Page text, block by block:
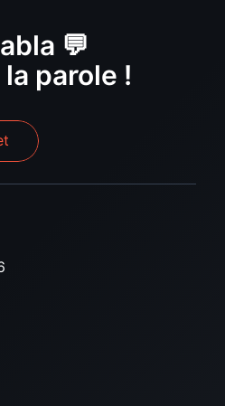
💬
parole !